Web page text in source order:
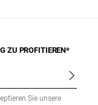
ZU PROFITIEREN*
Sie unsere